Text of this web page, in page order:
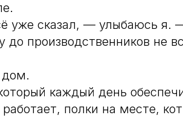
уже сказал, — улыбаюсь я.
производственников не
дом.
каждый день
полки на месте,